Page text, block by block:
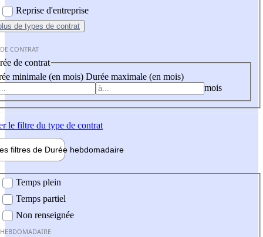
Reprise d'entreprise
de types de contrat
CONTRAT
de contrat
minimale (en mois) Durée maximale (en mois)
mois
le filtre du type de contrat
filtres de Durée hebdomadaire
Temps plein
Temps partiel
Non renseignée